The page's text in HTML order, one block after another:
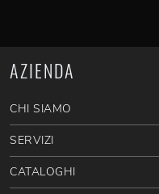
AZIENDA
CHI SIAMO
SERVIZI
CATALOGHI